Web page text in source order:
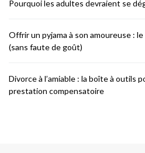
Pourquoi les adultes devraient se
Offrir un pyjama à son amoureuse :
(sans faute de goût)
Divorce à l’amiable : la boîte à outils
prestation compensatoire